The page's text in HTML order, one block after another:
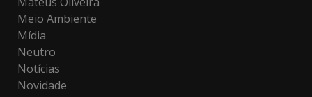
Meio Ambiente
Mídia
Neutro
Notícias
Novidade